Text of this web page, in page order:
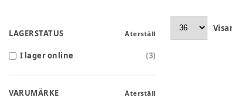
LAGERSTATUS Återställ
I lager online (3)
VARUMÄRKE Återställ